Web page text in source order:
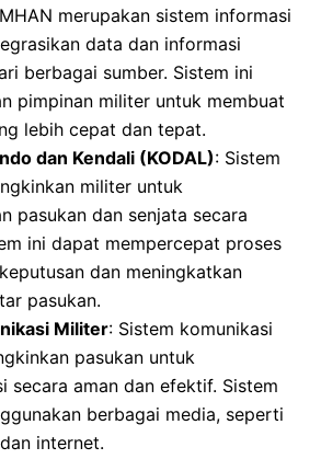
merupakan sistem informasi
data dan informasi
berbagai sumber. Sistem ini
pimpinan militer untuk membuat
lebih cepat dan tepat.
dan Kendali (KODAL): Sistem
militer untuk
pasukan dan senjata secara
ini dapat mempercepat proses
dan meningkatkan
pasukan.
Militer: Sistem komunikasi
pasukan untuk
secara aman dan efektif. Sistem
berbagai media, seperti
internet.